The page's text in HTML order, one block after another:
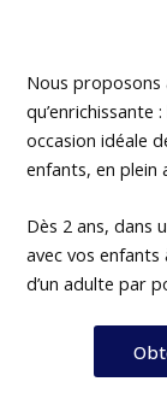
Nous proposons
qu’enrichissante :
occasion idéale
enfants, en plein
Dès 2 ans, dans
avec vos
d’un adulte par